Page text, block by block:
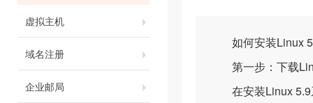
虚拟主机
域名注册
企业邮局
如何安装Linux
第一步：下载
在安装Linux 5.9